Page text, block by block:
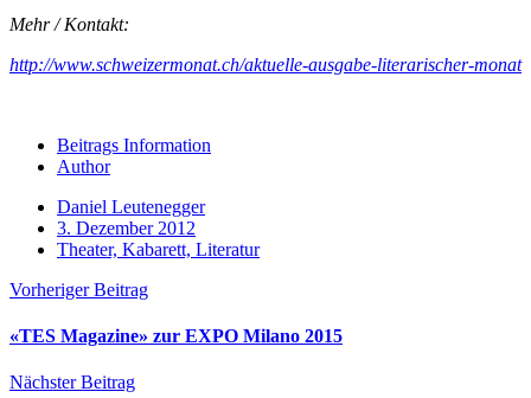
Mehr / Kontakt:
http://www.schweizermonat.ch/aktuelle-ausgabe-literarischer-monat
Beitrags Information
Author
Daniel Leutenegger
3. Dezember 2012
Theater, Kabarett, Literatur
Vorheriger Beitrag
«TES Magazine» zur EXPO Milano 2015
Nächster Beitrag